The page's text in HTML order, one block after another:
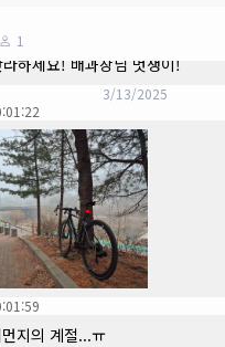
1
하세요! 배과장님 멋쟁이!
3/13/2025
지의 계절...ㅠ